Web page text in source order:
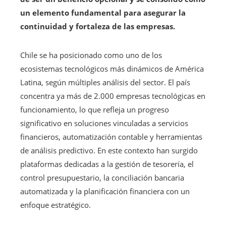
un elemento fundamental para asegurar la
continuidad y fortaleza de las empresas.
Chile se ha posicionado como uno de los
ecosistemas tecnológicos más dinámicos de América
Latina, según múltiples análisis del sector. El país
concentra ya más de 2.000 empresas tecnológicas en
funcionamiento, lo que refleja un progreso
significativo en soluciones vinculadas a servicios
financieros, automatización contable y herramientas
de análisis predictivo. En este contexto han surgido
plataformas dedicadas a la gestión de tesorería, el
control presupuestario, la conciliación bancaria
automatizada y la planificación financiera con un
enfoque estratégico.